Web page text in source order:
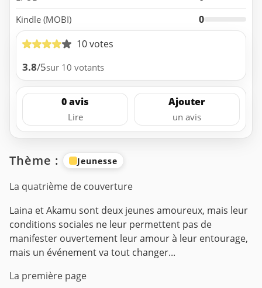
Kindle (MOBI)
0
10 votes
3.8/5sur 10 votants
0 avis
Lire
Ajouter
un avis
Thème : Jeunesse
La quatrième de couverture
Laina et Akamu sont deux jeunes amoureux, mais leur
conditions sociales ne leur permettent pas de
manifester ouvertement leur amour à leur entourage,
mais un événement va tout changer...
La première page